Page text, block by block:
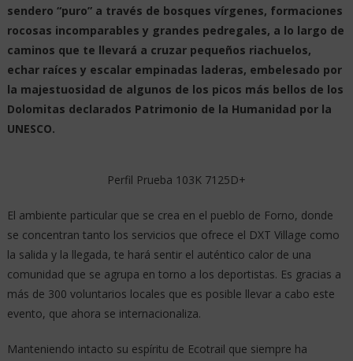
sendero “puro” a través de bosques vírgenes, formaciones
rocosas incomparables y grandes pedregales, a lo largo de
caminos que te llevará a cruzar pequeños riachuelos,
echar raíces y escalar empinadas laderas, embelesado por
la majestuosidad de algunos de los picos más bellos de los
Dolomitas declarados Patrimonio de la Humanidad por la
UNESCO.
Perfil Prueba 103K 7125D+
El ambiente particular que se crea en el pueblo de Forno, donde
se concentran tanto los servicios que ofrece el DXT Village como
la salida y la llegada, te hará sentir el auténtico calor de una
comunidad que se agrupa en torno a los deportistas. Es gracias a
más de 300 voluntarios locales que es posible llevar a cabo este
evento, que ahora se internacionaliza.
Manteniendo intacto su espíritu de Ecotrail que siempre ha